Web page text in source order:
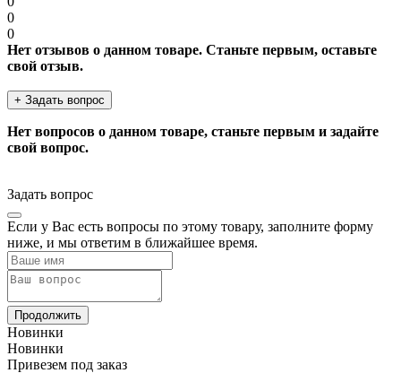
0
0
Нет отзывов о данном товаре. Станьте первым, оставьте
свой отзыв.
+ Задать вопрос
Нет вопросов о данном товаре, станьте первым и задайте
свой вопрос.
Задать вопрос
Если у Вас есть вопросы по этому товару, заполните форму
ниже, и мы ответим в ближайшее время.
Продолжить
Новинки
Новинки
Привезем под заказ